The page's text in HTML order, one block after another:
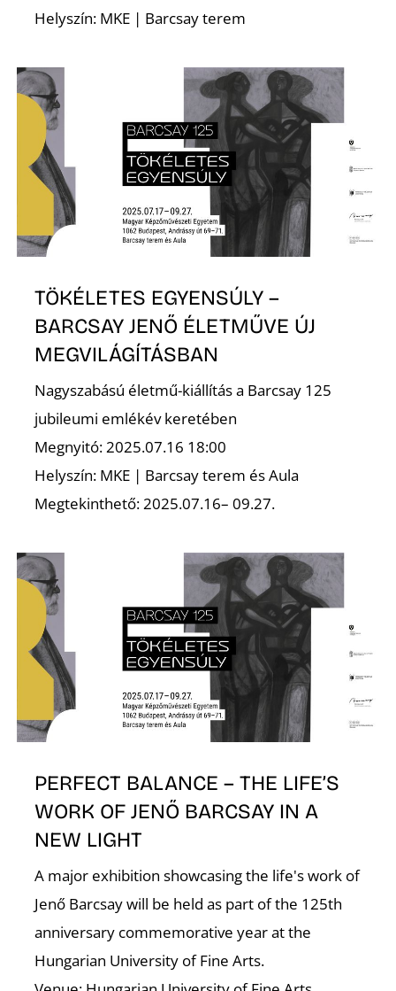
Helyszín: MKE | Barcsay terem
TÖKÉLETES EGYENSÚLY –
BARCSAY JENŐ ÉLETMŰVE ÚJ
MEGVILÁGÍTÁSBAN
Nagyszabású életmű-kiállítás a Barcsay 125
jubileumi emlékév keretében
Megnyitó: 2025.07.16 18:00
Helyszín: MKE | Barcsay terem és Aula
Megtekinthető: 2025.07.16– 09.27.
PERFECT BALANCE – THE LIFE’S
WORK OF JENŐ BARCSAY IN A
NEW LIGHT
A major exhibition showcasing the life's work of
Jenő Barcsay will be held as part of the 125th
anniversary commemorative year at the
Hungarian University of Fine Arts.